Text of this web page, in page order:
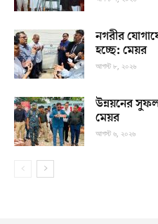
নগরীর
হচ্ছে: মেয়র
আগস্ট ৮, ২০২৬
উন্নয়নের সুফল
মেয়র
আগস্ট ৬, ২০২৬